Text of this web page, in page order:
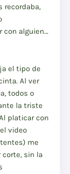
recordaba,
con alguien…
el tipo de
Al ver
todos o
la triste
platicar con
video
me
sin la